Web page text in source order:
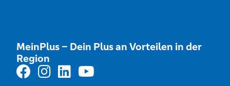
MeinPlus – Dein Plus an Vorteilen in der
Region